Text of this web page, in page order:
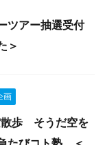
ツアー抽選受付
＞
画
歩 そうだ空を